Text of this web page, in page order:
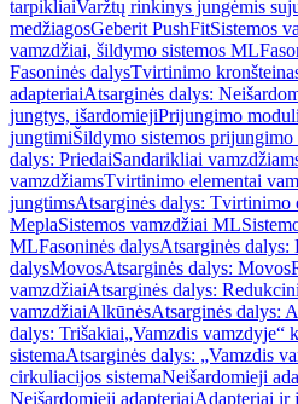
tarpikliaiVaržtų rinkinys jungėmis
medžiagosGeberit PushFitSistemos
vamzdžiai, šildymo sistemos ML
Fasoninės dalysTvirtinimo
adapteriaiAtsarginės dalys:
jungtys, išardomiejiPrijungimo
jungtimiŠildymo sistemos
dalys: PriedaiSandarikliai
vamzdžiamsTvirtinimo elementai
jungtimsAtsarginės dalys: Tvirtinimo
MeplaSistemos vamzdžiai ML
MLFasoninės dalysAtsarginės dalys:
dalysMovosAtsarginės dalys: Movos
vamzdžiaiAtsarginės dalys:
vamzdžiaiAlkūnėsAtsarginės dalys:
dalys: Trišakiai„Vamzdis vamzdyje“
sistemaAtsarginės dalys: „Vamzdis
cirkuliacijos sistemaNeišardomieji
Neišardomieji adapteriaiAdapteriai ir